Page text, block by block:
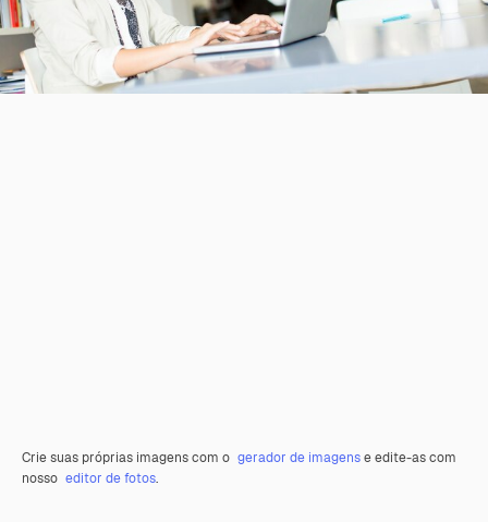
Crie suas próprias imagens com o gerador de imagense edite-as com
nosso editor de fotos.